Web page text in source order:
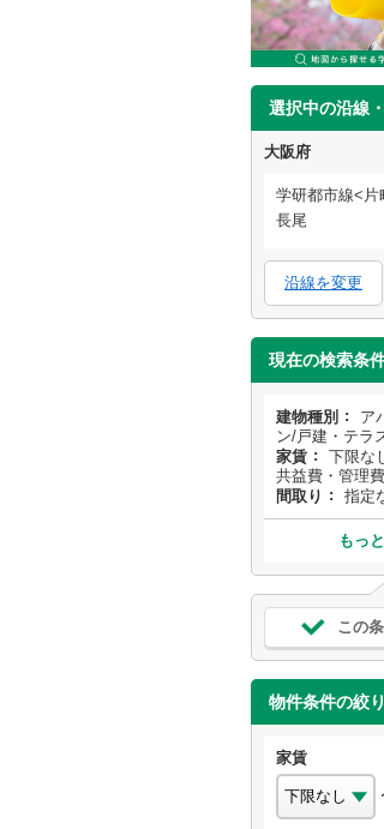
選択中の沿線
大阪府
学研都市線<片
長尾
沿線を変更
現在の検索条
建物種別
ア
ン/戸建・テラ
家賃
下限な
共益費・管理
間取り
指定
もっ
この
物件条件の絞
家賃